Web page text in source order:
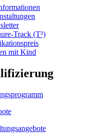
Track (T³)
mit Kind